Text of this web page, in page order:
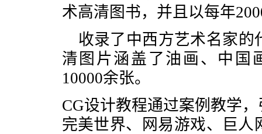
术高清图书，并且以每年
收录了中西方艺术名家
清图片涵盖了油画、中国
10000余张。
CG设计教程通过案例教学
完美世界、网易游戏、巨